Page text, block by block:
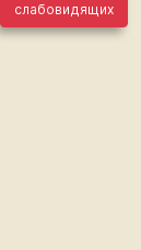
слабовидящих